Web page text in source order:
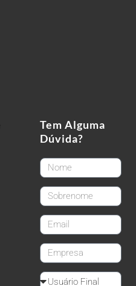
Tem Alguma
Dúvida?
FirstName
LastName
email
CompanyName
Reseller